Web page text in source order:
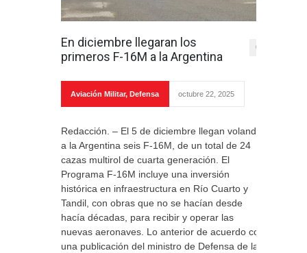
En diciembre llegaran los
primeros F-16M a la Argentina
0
Aviación Militar, Defensa octubre 22, 2025
Redacción. – El 5 de diciembre llegan volando
a la Argentina seis F-16M, de un total de 24
cazas multirol de cuarta generación. El
Programa F-16M incluye una inversión
histórica en infraestructura en Río Cuarto y
Tandil, con obras que no se hacían desde
hacía décadas, para recibir y operar las
nuevas aeronaves. Lo anterior de acuerdo con
una publicación del ministro de Defensa de la